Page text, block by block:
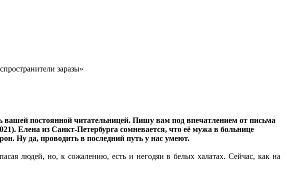
заразы»
постоянной читательницей. Пишу вам под впечатлением от письма
Елена из Санкт-Петербурга сомневается, что её мужа в больнице
Ну да, проводить в последний путь у нас умеют.
людей, но, к сожалению, есть и негодяи в белых халатах. Сейчас, как на